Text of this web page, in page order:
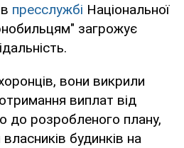
пресслужбі Національної
загрожує
вони викрили
виплат від
до розробленого плану,
будинків на